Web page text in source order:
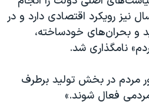
ایران
نیز رویکرد اقتصادی دارد و در
و بحران‌های خودساخته،
نامگذاری شد.
مردم در بخش تولید برطرف
فعال شوند.»